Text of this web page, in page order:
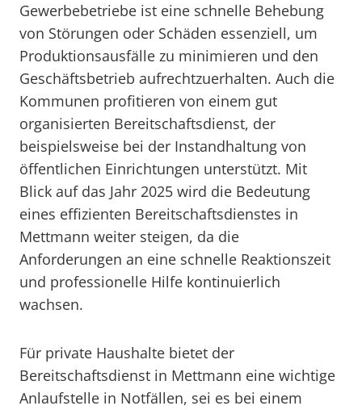
Gewerbebetriebe ist eine schnelle Behebung
von Störungen oder Schäden essenziell, um
Produktionsausfälle zu minimieren und den
Geschäftsbetrieb aufrechtzuerhalten. Auch die
Kommunen profitieren von einem gut
organisierten Bereitschaftsdienst, der
beispielsweise bei der Instandhaltung von
öffentlichen Einrichtungen unterstützt. Mit
Blick auf das Jahr 2025 wird die Bedeutung
eines effizienten Bereitschaftsdienstes in
Mettmann weiter steigen, da die
Anforderungen an eine schnelle Reaktionszeit
und professionelle Hilfe kontinuierlich
wachsen.
Für private Haushalte bietet der
Bereitschaftsdienst in Mettmann eine wichtige
Anlaufstelle in Notfällen, sei es bei einem